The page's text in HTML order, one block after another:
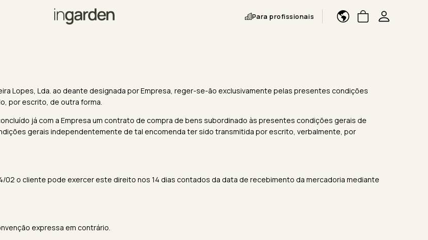
Para profissionais
Lopes, Lda. ao deante designada por Empresa, reger-se-ão exclusivamente pelas presentes condições
por escrito, de outra forma.
já com a Empresa um contrato de compra de bens subordinado às presentes condições gerais de
gerais independentemente de tal encomenda ter sido transmitida por escrito, verbalmente, por
02 o cliente pode exercer este direito nos 14 dias contados da data de recebimento da mercadoria mediante
expressa em contrário.